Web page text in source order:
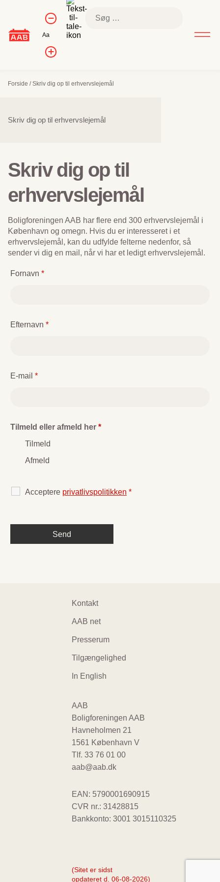
Kontrol af
skriftstørrelse
Formindsk
skriftstørrelse
Aa
Forøg
skriftstørrelsen
Søg
efter:
Forside /Skriv dig op til erhvervslejemål
Sidenavigation
Skriv dig op til erhvervslejemål
Skriv dig op til
erhvervslejemål
Boligforeningen AAB har flere end 300 erhvervslejemål i
København og omegn. Hvis du er interesseret i et
erhvervslejemål, kan du udfylde felterne nedenfor, så
sender vi dig en mail, når vi har et ledigt erhvervslejemål.
Fornavn *
Efternavn *
E-mail *
Tilmeld eller afmeld her *
Tilmeld
Afmeld
Acceptere privatlivspolitikken *
Footer
navigation
Kontakt
AAB net
Presserum
Tilgængelighed
In English
AAB
Boligforeningen AAB
Havneholmen 21
1561 København V
Tlf. 33 76 01 00
aab@aab.dk
EAN: 5790001690915
CVR nr.: 31428815
Bankkonto: 3001 3015110325
(Sitet er sidst
opdateret d. 06-08-2026)